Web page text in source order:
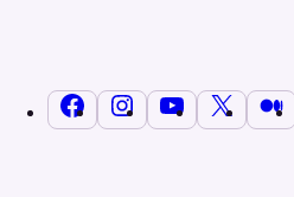
FacebookInstagramYouTubeX